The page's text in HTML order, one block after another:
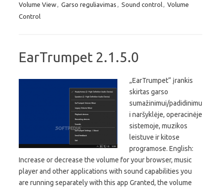
Volume View
Garso reguliavimas Sound control
Volume
Control
EarTrumpet 2.1.5.0
„EarTrumpet“ įrankis
skirtas garso
sumažinimui/padidinimu
i naršyklėje, operacinėje
sistemoje, muzikos
leistuve ir kitose
programose. English:
Increase or decrease the volume for your browser, music
player and other applications with sound capabilities you
are running separately with this app Granted, the volume